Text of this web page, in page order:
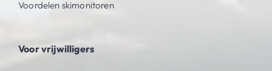
Voordelen skimonitoren
Voor vrijwilligers